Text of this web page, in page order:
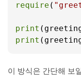
require (
print
print
이 방식은 간단해 보